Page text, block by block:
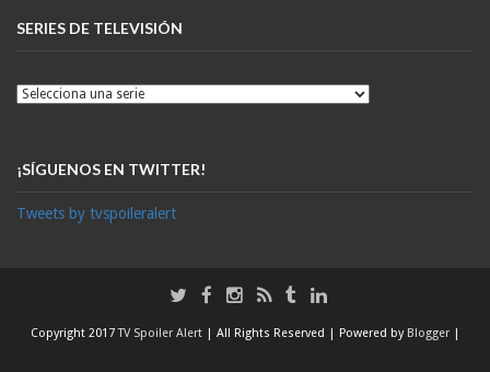
SERIES DE TELEVISIÓN
¡SÍGUENOS EN TWITTER!
Tweets by tvspoileralert
Copyright 2017TV Spoiler Alert | All Rights Reserved | Powered by Blogger |